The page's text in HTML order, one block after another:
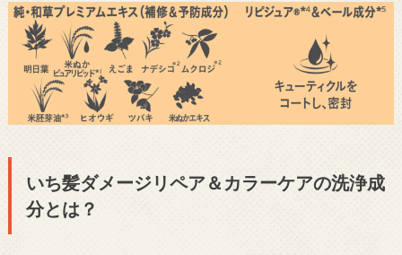
いち髪ダメージリペア＆カラーケアの洗浄成
分とは？